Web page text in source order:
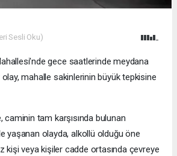
Sesli Oku)
gece saatlerinde meydana
mahalle sakinlerinin büyük tepkisine
caminin tam karşısında bulunan
yaşanan olayda, alkollü olduğu öne
kişi veya kişiler cadde ortasında çevreye